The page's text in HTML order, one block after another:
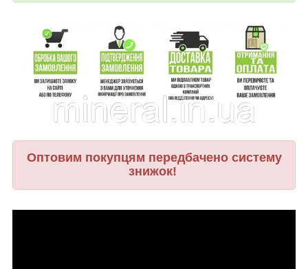
Оптовим покупцям передбачено систему
знижок!